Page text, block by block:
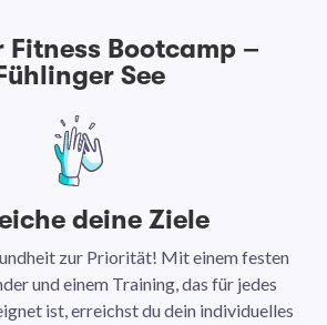
Fitness Bootcamp –
See
deine Ziele
zur Priorität! Mit einem festen
und einem Training, das für jedes
ist, erreichst du dein individuelles